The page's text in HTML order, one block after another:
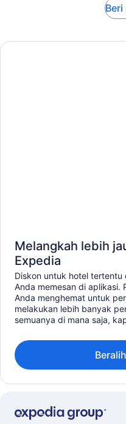
Beri
Melangkah lebih
Expedia
Diskon untuk hotel
Anda memesan di aplikasi.
Anda menghemat untuk
melakukan lebih banyak
semuanya di mana saja,